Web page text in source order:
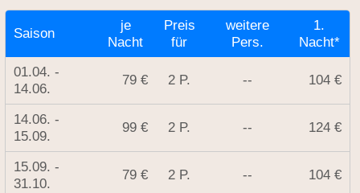
Saison
je
Nacht
Preis
für
weitere
Pers.
1.
Nacht*
01.04. -
14.06.
79 € 2 P. -- 104 €
14.06. -
15.09.
99 € 2 P. -- 124 €
15.09. -
31.10.
79 € 2 P. -- 104 €